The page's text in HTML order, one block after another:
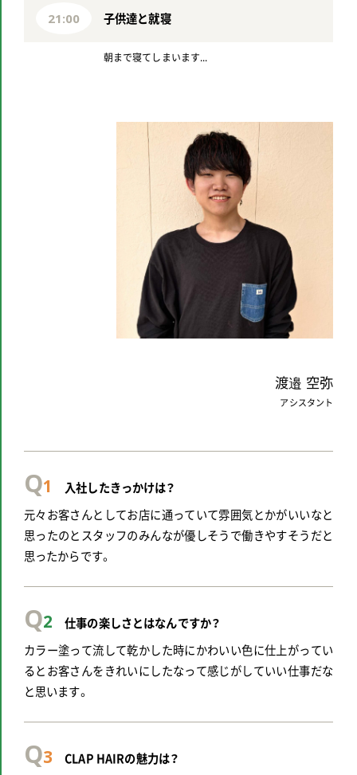
21:00 子供達と就寝
朝まで寝てしまいます...
渡邉 空弥
アシスタント
Q1
入社したきっかけは？
元々お客さんとしてお店に通っていて雰囲気とかがいいなと
思ったのとスタッフのみんなが優しそうで働きやすそうだと
思ったからです。
Q2
仕事の楽しさとはなんですか？
カラー塗って流して乾かした時にかわいい色に仕上がってい
るとお客さんをきれいにしたなって感じがしていい仕事だな
と思います。
Q3
CLAP HAIRの魅力は？